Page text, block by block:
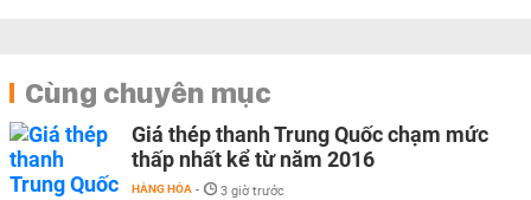
Cùng chuyên mục
Giá thép thanh Trung Quốc chạm mức
thấp nhất kể từ năm 2016
HÀNG HÓA - 3 giờ trước